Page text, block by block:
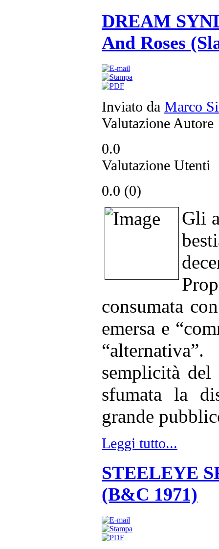
DREAM
And Roses
Inviato da Marco
Valutazione Autore
0.0
Valutazione Utenti
0.0 (0)
Gli
consumata
emersa e
semplicità del
sfumata la
grande
Leggi tutto...
STEELEYE
(B&C 1971)